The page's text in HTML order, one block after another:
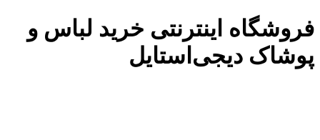
فروشگاه اینترنتی خرید لباس و
پوشاک دیجی‌استایل